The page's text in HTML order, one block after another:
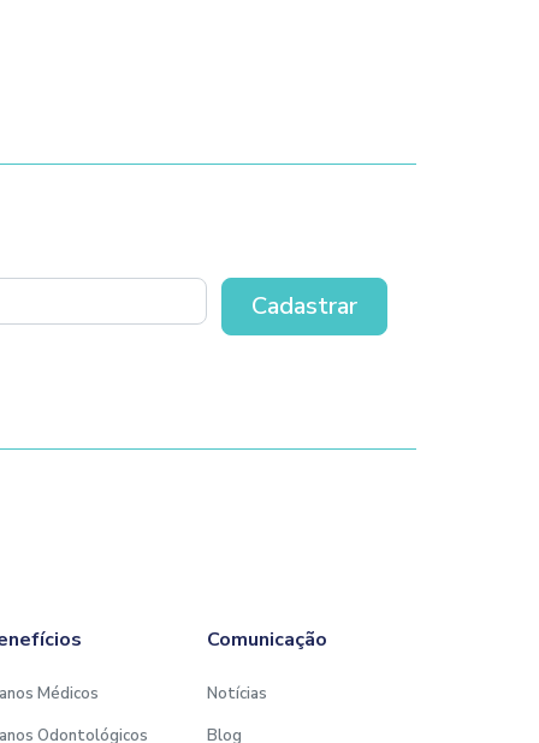
Médicos
Odontológicos
Comunicação
Notícias
Blog